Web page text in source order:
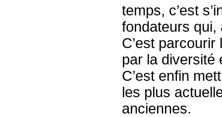
temps, c’est
fondateurs qui,
C’est
par la diversité
C’est enfin
les plus
anciennes.